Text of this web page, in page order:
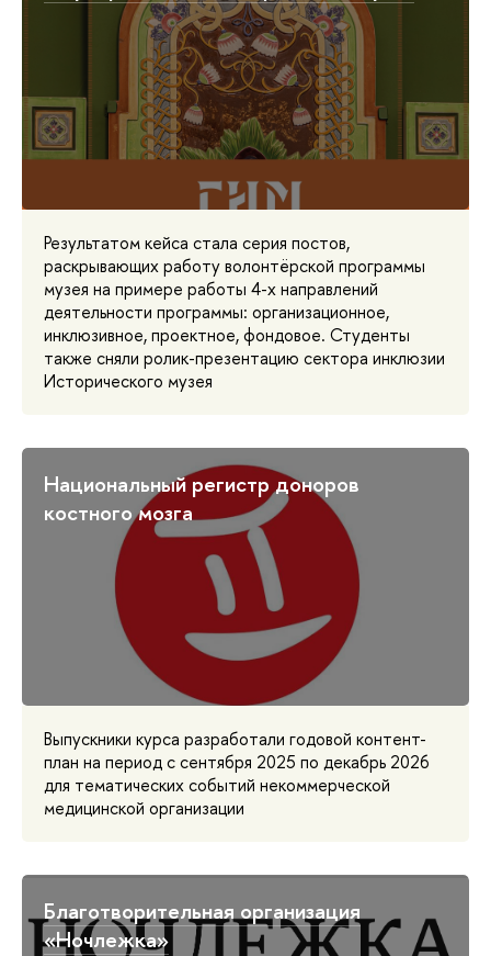
Результатом кейса стала серия постов,
раскрывающих работу волонтёрской программы
музея на примере работы 4-х направлений
деятельности программы: организационное,
инклюзивное, проектное, фондовое. Студенты
также сняли ролик-презентацию сектора инклюзии
Исторического музея
Национальный регистр доноров
костного мозга
Выпускники курса разработали годовой контент-
план на период с сентября 2025 по декабрь 2026
для тематических событий некоммерческой
медицинской организации
Благотворительная организация
«Ночлежка»